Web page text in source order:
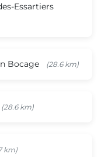
Essartiers
Bocage (28.6 km)
(28.6 km)
km)